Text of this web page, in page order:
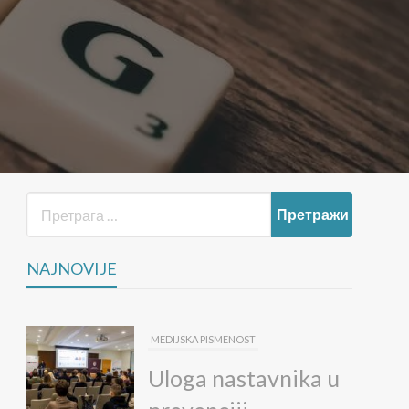
NAJNOVIJE
MEDIJSKA PISMENOST
Uloga nastavnika u